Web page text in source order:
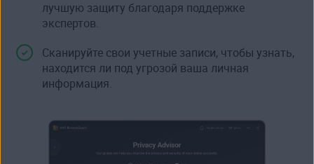
лучшую защиту благодаря поддержке
экспертов.
Сканируйте свои учетные записи, чтобы узнать,
находится ли под угрозой ваша личная
информация